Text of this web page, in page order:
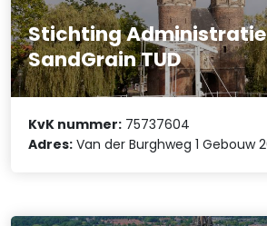
Stichting
SandGrain TUD
KvK nummer: 75737604
Adres: Van der Burghweg 1 Gebouw